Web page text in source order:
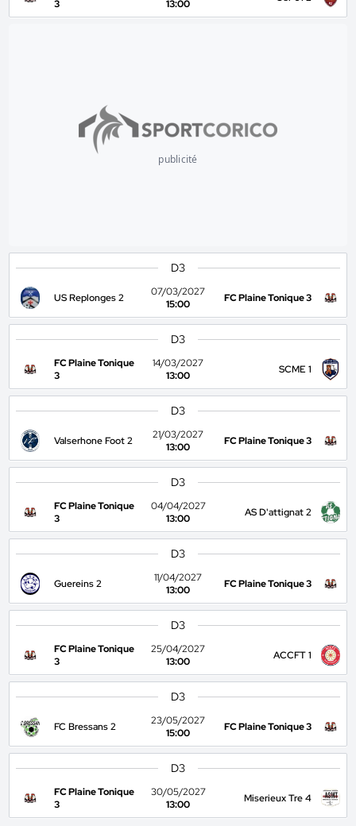
3 13:00
publicité
D3
US Replonges 2
07/03/2027
15:00
FC Plaine Tonique 3
D3
FC Plaine Tonique
3
14/03/2027
13:00
SCME 1
D3
Valserhone Foot 2
21/03/2027
13:00
FC Plaine Tonique 3
D3
FC Plaine Tonique
3
04/04/2027
13:00
AS D'attignat 2
D3
Guereins 2
11/04/2027
13:00
FC Plaine Tonique 3
D3
FC Plaine Tonique
3
25/04/2027
13:00
ACCFT 1
D3
FC Bressans 2
23/05/2027
15:00
FC Plaine Tonique 3
D3
FC Plaine Tonique
3
30/05/2027
13:00
Miserieux Tre 4